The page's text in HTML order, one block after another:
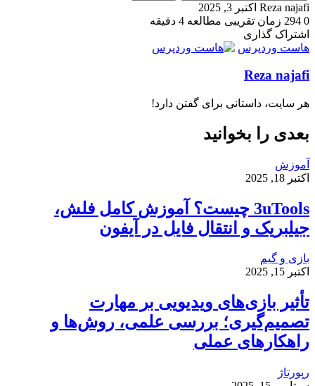
Reza najafi ارسال
به
ایمیل
اکتبر 3, 2025
0
زمان تقریبی مطالعه 4 دقیقه
اشتراک گذاری
فیسبوک
ایکس
لینکداین
پینتریست
اسکایپ
واتس
تلگرام
اشتراک
با
چاپ
هاست وردپرس
Reza najafi
هر سایت، داستانی برای گفتن دارد!
بعدی را بخوانید
آموزش
اکتبر 18, 2025
3uTools چیست؟ آموزش کامل فلش،
جیلبریک و انتقال فایل در آیفون
بازی و گیم
اکتبر 15, 2025
تأثیر بازی‌های ویدیویی بر مهارت
تصمیم‌گیری؛ بررسی علمی، روش‌ها و
راهکارهای عملی
رپورتاژ